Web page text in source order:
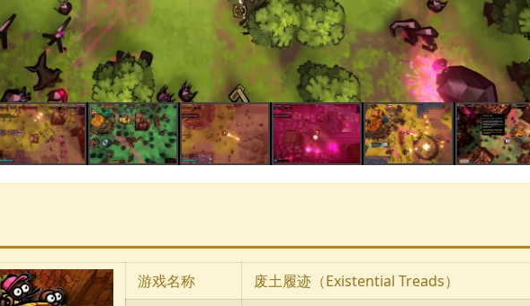
游戏名称
废土履迹（Existential Treads）